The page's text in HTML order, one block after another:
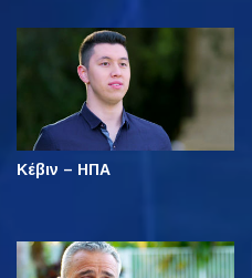
Κέβιν – ΗΠΑ